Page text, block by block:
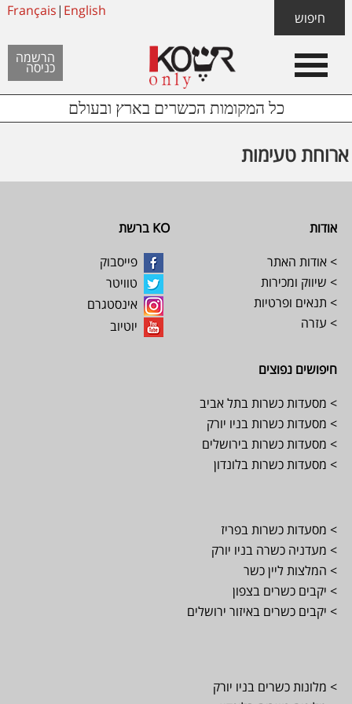
כל המקומות הכשרים בארץ ובעולם
Skip
links
content
footer
הרשמה
כניסה
Français| English חיפוש
Header
Left
ארוחת טעימות
Footer
אודות
> אודות האתר
> שיווק ומכירות
> תנאים ופרטיות
> עזרה
KO ברשת
פייסבוק
טוויטר
אינסטגרם
יוטיוב
חיפושים נפוצים
> מסעדות כשרות בתל אביב
> מסעדות כשרות בניו יורק
> מסעדות כשרות בירושלים
> מסעדות כשרות בלונדון
> מסעדות כשרות בפריז
> מעדניה כשרה בניו יורק
> המלצות ליין כשר
> יקבים כשרים בצפון
> יקבים כשרים באיזור ירושלים
> מלונות כשרים בניו יורק